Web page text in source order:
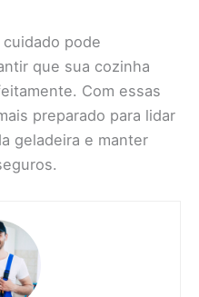
pode
que sua cozinha
Com essas
preparado para lidar
geladeira e manter